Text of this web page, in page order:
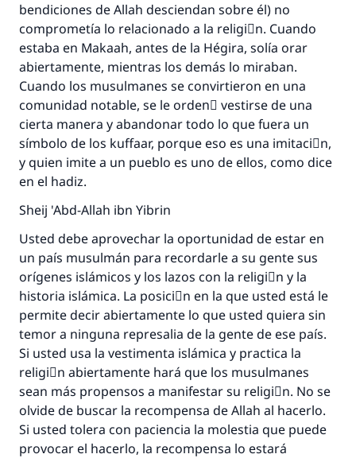
bendiciones de Allah desciendan sobre él) no
comprometía lo relacionado a la religiَn. Cuando
estaba en Makaah, antes de la Hégira, solía orar
abiertamente, mientras los demás lo miraban.
Cuando los musulmanes se convirtieron en una
comunidad notable, se le ordenَ vestirse de una
cierta manera y abandonar todo lo que fuera un
símbolo de los kuffaar, porque eso es una imitaciَn,
y quien imite a un pueblo es uno de ellos, como dice
en el hadiz.
Sheij 'Abd-Allah ibn Yibrin
Usted debe aprovechar la oportunidad de estar en
un país musulmán para recordarle a su gente sus
orígenes islámicos y los lazos con la religiَn y la
historia islámica. La posiciَn en la que usted está le
permite decir abiertamente lo que usted quiera sin
temor a ninguna represalia de la gente de ese país.
Si usted usa la vestimenta islámica y practica la
religiَn abiertamente hará que los musulmanes
sean más propensos a manifestar su religiَn. No se
olvide de buscar la recompensa de Allah al hacerlo.
Si usted tolera con paciencia la molestia que puede
provocar el hacerlo, la recompensa lo estará